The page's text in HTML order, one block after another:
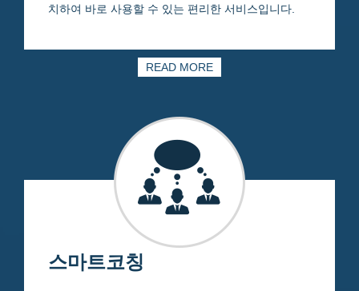
치하여 바로 사용할 수 있는 편리한 서비스입니다.
READ MORE
스마트코칭